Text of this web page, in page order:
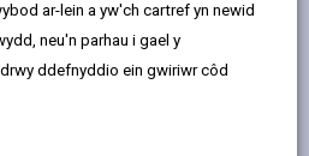
ar-lein a yw'ch cartref yn newid
neu'n parhau i gael y
ddefnyddio ein gwiriwr côd
amcanion, meysydd
bartneriaid